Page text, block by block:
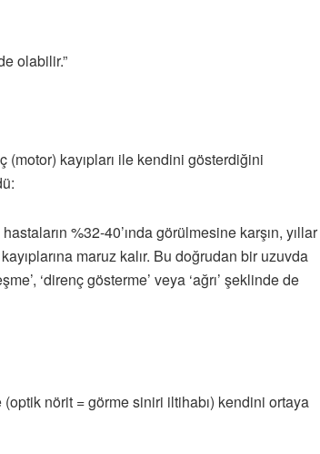
olabilir.”
(motor) kayıpları ile kendini gösterdiğini
%32-40’ında görülmesine karşın, yıllar
maruz kalır. Bu doğrudan bir uzuvda
‘direnç gösterme’ veya ‘ağrı’ şeklinde de
(optik nörit = görme siniri iltihabı) kendini ortaya